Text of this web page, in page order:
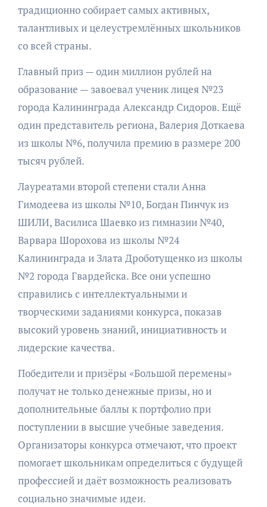
традиционно собирает самых активных,
талантливых и целеустремлённых школьников
со всей страны.
Главный приз — один миллион рублей на
образование — завоевал ученик лицея №23
города Калининграда Александр Сидоров. Ещё
один представитель региона, Валерия Доткаева
из школы №6, получила премию в размере 200
тысяч рублей.
Лауреатами второй степени стали Анна
Гимодеева из школы №10, Богдан Пинчук из
ШИЛИ, Василиса Шаевко из гимназии №40,
Варвара Шорохова из школы №24
Калининграда и Злата Дроботущенко из школы
№2 города Гвардейска. Все они успешно
справились с интеллектуальными и
творческими заданиями конкурса, показав
высокий уровень знаний, инициативность и
лидерские качества.
Победители и призёры «Большой перемены»
получат не только денежные призы, но и
дополнительные баллы к портфолио при
поступлении в высшие учебные заведения.
Организаторы конкурса отмечают, что проект
помогает школьникам определиться с будущей
профессией и даёт возможность реализовать
социально значимые идеи.